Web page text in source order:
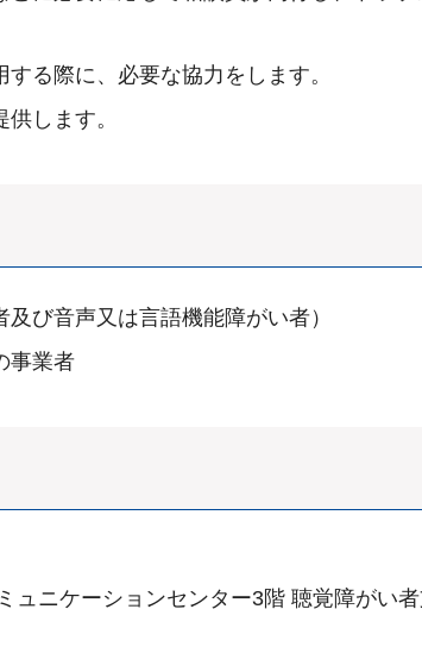
る際に、必要な協力をします。
します。
び音声又は言語機能障がい者）
事業者
ニケーションセンター3階 聴覚障がい者